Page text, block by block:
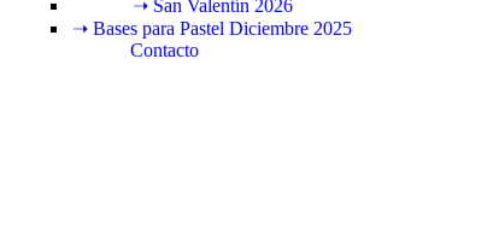
➝ San Valentín 2026
➝ Bases para Pastel Diciembre 2025
Contacto